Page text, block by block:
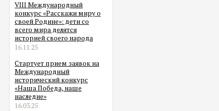
VIII Международный
конкурс «Расскажи миру о
своей Родине»: дети со
всего мира делятся
историей своего народа
16.11.25
Стартует прием заявок на
Международный
исторический конкурс
«Наша Победа, наше
наследие»
16.03.25